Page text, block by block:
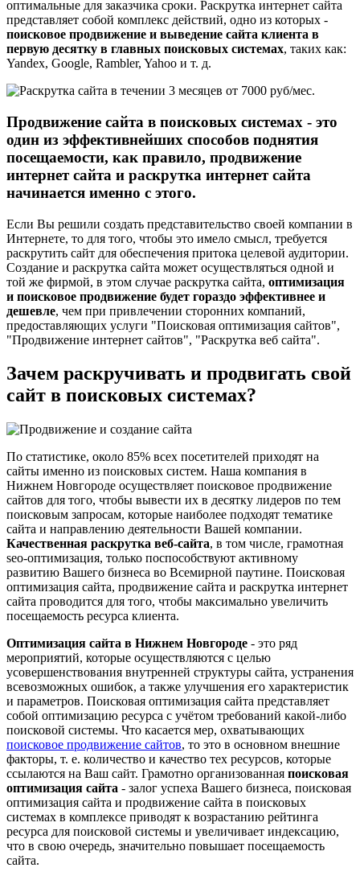
оптимальные для заказчика сроки. Раскрутка интернет сайта
представляет собой комплекс действий, одно из которых -
поисковое продвижение и выведение сайта клиента в
первую десятку в главных поисковых системах, таких как:
Yandex, Google, Rambler, Yahoo и т. д.
Продвижение сайта в поисковых системах - это
один из эффективнейших способов поднятия
посещаемости, как правило, продвижение
интернет сайта и раскрутка интернет сайта
начинается именно с этого.
Если Вы решили создать представительство своей компании в
Интернете, то для того, чтобы это имело смысл, требуется
раскрутить сайт для обеспечения притока целевой аудитории.
Создание и раскрутка сайта может осуществляться одной и
той же фирмой, в этом случае раскрутка сайта, оптимизация
и поисковое продвижение будет гораздо эффективнее и
дешевле, чем при привлечении сторонних компаний,
предоставляющих услуги "Поисковая оптимизация сайтов",
"Продвижение интернет сайтов", "Раскрутка веб сайта".
Зачем раскручивать и продвигать свой
сайт в поисковых системах?
По статистике, около 85% всех посетителей приходят на
сайты именно из поисковых систем. Наша компания в
Нижнем Новгороде осуществляет поисковое продвижение
сайтов для того, чтобы вывести их в десятку лидеров по тем
поисковым запросам, которые наиболее подходят тематике
сайта и направлению деятельности Вашей компании.
Качественная раскрутка веб-сайта, в том числе, грамотная
seo-оптимизация, только поспособствуют активному
развитию Вашего бизнеса во Всемирной паутине. Поисковая
оптимизация сайта, продвижение сайта и раскрутка интернет
сайта проводится для того, чтобы максимально увеличить
посещаемость ресурса клиента.
Оптимизация сайта в Нижнем Новгороде - это ряд
мероприятий, которые осуществляются с целью
усовершенствования внутренней структуры сайта, устранения
всевозможных ошибок, а также улучшения его характеристик
и параметров. Поисковая оптимизация сайта представляет
собой оптимизацию ресурса с учётом требований какой-либо
поисковой системы. Что касается мер, охватывающих
поисковое продвижение сайтов, то это в основном внешние
факторы, т. е. количество и качество тех ресурсов, которые
ссылаются на Ваш сайт. Грамотно организованная поисковая
оптимизация сайта - залог успеха Вашего бизнеса, поисковая
оптимизация сайта и продвижение сайта в поисковых
системах в комплексе приводят к возрастанию рейтинга
ресурса для поисковой системы и увеличивает индексацию,
что в свою очередь, значительно повышает посещаемость
сайта.